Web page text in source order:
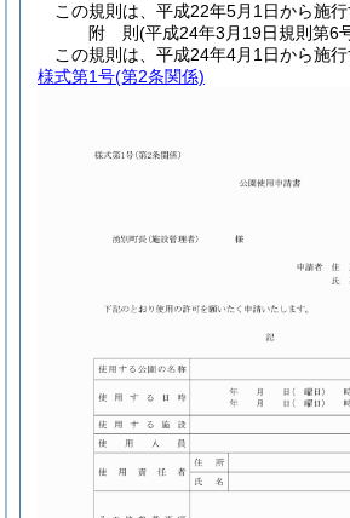
この規則は、平成22年5月1日から施行
附 則(平成24年3月19日規則第6
この規則は、平成24年4月1日から施行
様式第1号(第2条関係)